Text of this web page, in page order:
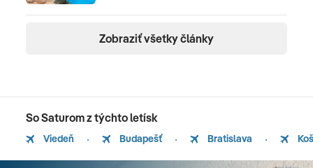
Zobraziť všetky články
So Saturom z týchto letísk
Viedeň Budapešť Bratislava